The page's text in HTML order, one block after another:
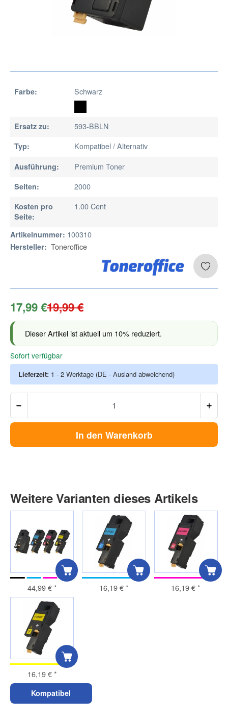
Farbe: Schwarz
Ersatz zu: 593-BBLN
Typ: Kompatibel / Alternativ
Ausführung: Premium Toner
Seiten: 2000
Kosten pro
Seite:
1.00 Cent
Artikelnummer: 100310
Hersteller: Toneroffice
17,99 €19,99 €
Dieser Artikel ist aktuell um 10% reduziert.
Sofort verfügbar
Lieferzeit: 1 - 2 Werktage (DE - Ausland abweichend)
In den Warenkorb
Weitere Varianten dieses Artikels
44,99 €* 16,19 €* 16,19 €*
16,19 €*
Kompatibel